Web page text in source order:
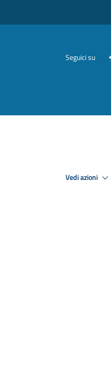
Seguici su
Vedi azioni